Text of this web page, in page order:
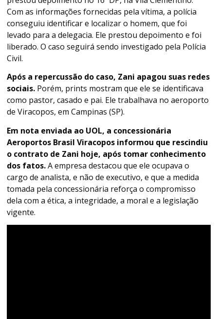
Com as informações fornecidas pela vítima, a polícia
conseguiu identificar e localizar o homem, que foi
levado para a delegacia. Ele prestou depoimento e foi
liberado. O caso seguirá sendo investigado pela Polícia
Civil.
Após a repercussão do caso, Zani apagou suas redes
sociais. Porém, prints mostram que ele se identificava
como pastor, casado e pai. Ele trabalhava no aeroporto
de Viracopos, em Campinas (SP).
Em nota enviada ao UOL, a concessionária
Aeroportos Brasil Viracopos informou que rescindiu
o contrato de Zani hoje, após tomar conhecimento
dos fatos.A empresa destacou que ele ocupava o
cargo de analista, e não de executivo, e que a medida
tomada pela concessionária reforça o compromisso
dela com a ética, a integridade, a moral e a legislação
vigente.